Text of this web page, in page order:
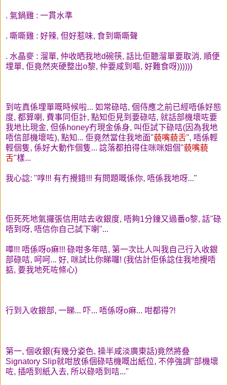
. 氣鍋雞 : 一貫水準
. 嘶嘶雞 : 好辣, 但好惹味, 食到嘶嘶聲
. 水晶麥 : 溜單, 仲收晒我地d碗筷, 話比佢聽溜單要取消, 順便
埋單, 佢竟然夾硬整出o黎, 仲要咸到嘔, 好難食呀))))))
到咗真係埋單嘅時候啦... 如常碌咭, 個侍應之前已經唔係好態
度, 都算喇, 費事同佢計, 點知佢見到要碌咭, 就話部機壞咗要
我地比現金, 但係honey冇現金係身, 叫佢試下碌咭(因為我地
唔信部機壞咗), 點知... 佢竟然當住我地面"藐嘴藐舌", 唔係輕
輕個隻, 係好大動作個隻... 諗落都拍得住咪咪姐個"藐嘴藐
舌"樣...
我心諗: "啍!!! 有冇攪錯!!! 有問題嘅係你, 唔係我地呀..."
佢死死地氣攞張信用咭去收銀度, 唔夠1分鐘又過番o黎, 話"碌
唔到呀, 唔信你自己試下喇"...
嘩!!! 唔係呀o痳!!! 碌咁多年咭, 第一次比人叫我自己行入收銀
部碌咭, 呵呵... 好, 咪試比你睇囉! (我估計佢係諗住我地攪唔
掂, 要我地死咗條心)
行到入收銀部, 一睇... 吓... 唔係呀o痳... 咁都得?!
第一, 個收銀(有幾分姿色, 操半咸淡廣東話)竟然將叠
Signatory Slip就咁放係個碌咭機嘅出紙位, 不停強調"部機壞
咗, 插唔到紙入去, 所以碌唔到咭..."